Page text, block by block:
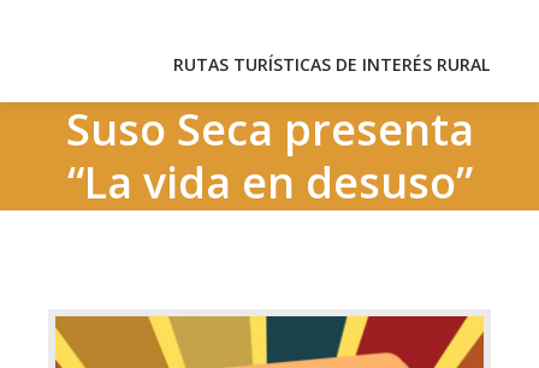
RUTAS TURÍSTICAS DE INTERÉS RURAL
Suso Seca presenta
“La vida en desuso”